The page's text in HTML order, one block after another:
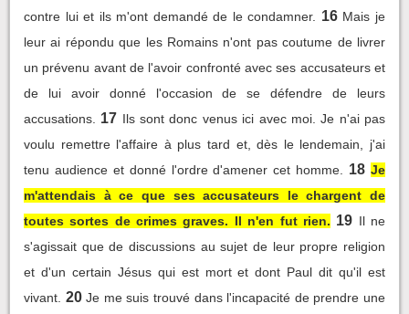
contre lui et ils m'ont demandé de le condamner.
16 Mais je
leur ai répondu que les Romains n'ont pas coutume de livrer
un prévenu avant de l'avoir confronté avec ses accusateurs et
de lui avoir donné l'occasion de se défendre de leurs
accusations.
17 Ils sont donc venus ici avec moi. Je n'ai pas
voulu remettre l'affaire à plus tard et, dès le lendemain, j'ai
tenu audience et donné l'ordre d'amener cet homme.
18 Je
m'attendais à ce que ses accusateurs le chargent de
toutes sortes de crimes graves. Il n'en fut rien. 19 Il ne
s'agissait que de discussions au sujet de leur propre religion
et d'un certain Jésus qui est mort et dont Paul dit qu'il est
vivant. 20 Je me suis trouvé dans l'incapacité de prendre une